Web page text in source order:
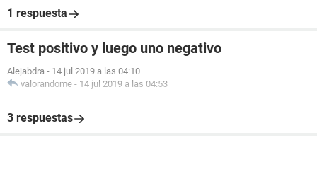
1 respuesta
Test positivo y luego uno negativo
Alejabdra - 14 jul 2019 a las 04:10
valorandome - 14 jul 2019 a las 04:53
3 respuestas